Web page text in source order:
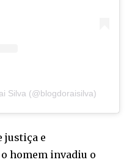
Silva (@blogdoraisilva)
justiça e
homem invadiu o